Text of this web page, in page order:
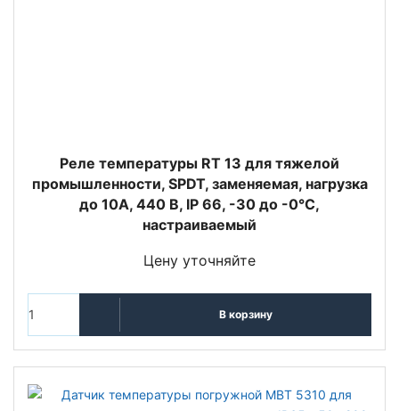
Реле температуры RT 13 для тяжелой
промышленности, SPDT, заменяемая, нагрузка
до 10А, 440 В, IP 66, -30 до -0°С,
настраиваемый
Цену уточняйте
В корзину